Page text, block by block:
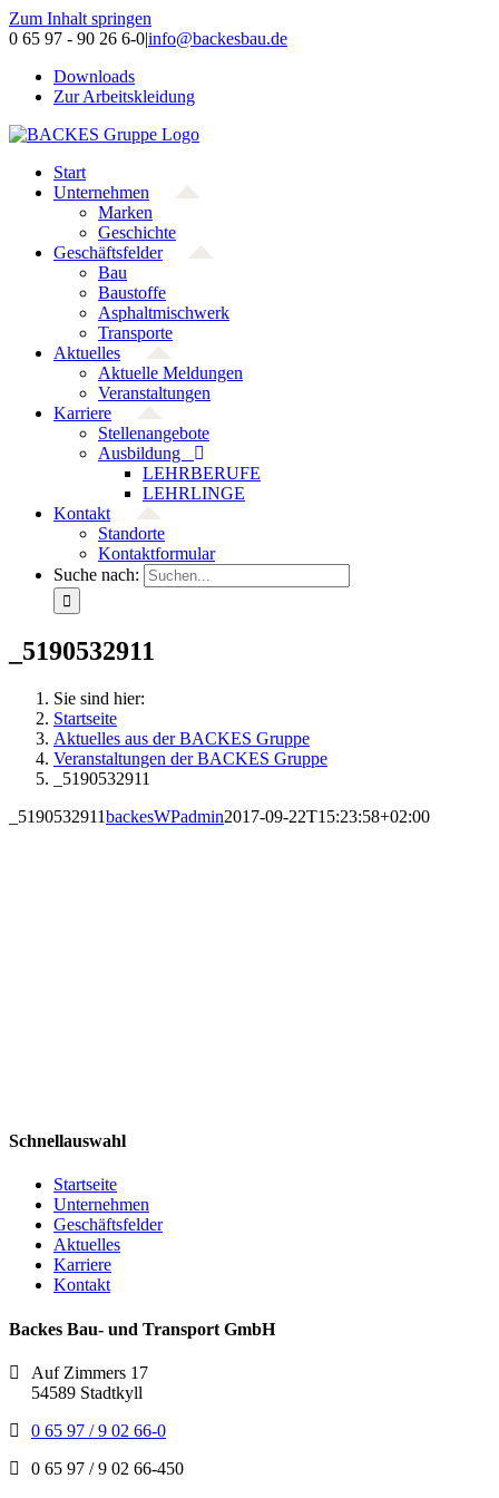
Zum Inhalt springen
0 65 97 - 90 26 6-0|info@backesbau.de
Downloads
Zur Arbeitskleidung
Start
Unternehmen
Marken
Geschichte
Geschäftsfelder
Bau
Baustoffe
Asphaltmischwerk
Transporte
Aktuelles
Aktuelle Meldungen
Veranstaltungen
Karriere
Stellenangebote
Ausbildung
LEHRBERUFE
LEHRLINGE
Kontakt
Standorte
Kontaktformular
Suche nach:
_5190532911
Sie sind hier:
Startseite
Aktuelles aus der BACKES Gruppe
Veranstaltungen der BACKES Gruppe
_5190532911
_5190532911backesWPadmin2017-09-22T15:23:58+02:00
Schnellauswahl
Startseite
Unternehmen
Geschäftsfelder
Aktuelles
Karriere
Kontakt
Backes Bau- und Transport GmbH
Auf Zimmers 17
54589 Stadtkyll
0 65 97 / 9 02 66-0
0 65 97 / 9 02 66-450